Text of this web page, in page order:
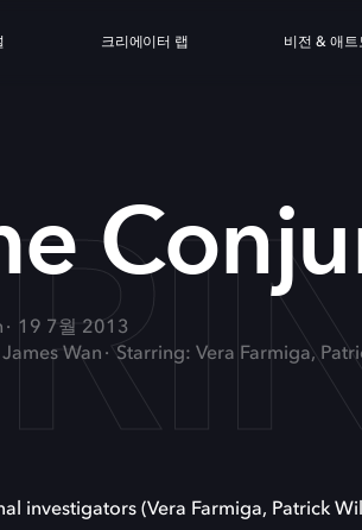
크리에이터 랩 비전 & 애트
19 7월 2013
Wan
Starring: Vera Farmiga,
investigators (Vera Farmiga, Patrick